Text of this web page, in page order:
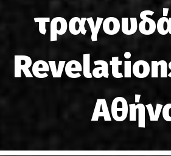
GR
EN